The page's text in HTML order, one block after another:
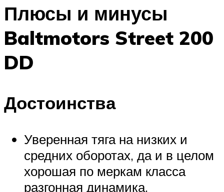
Плюсы и минусы
Baltmotors Street 200
DD
Достоинства
Уверенная тяга на низких и
средних оборотах, да и в целом
хорошая по меркам класса
разгонная динамика.